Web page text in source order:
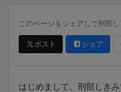
このページをシェアして刑部
ポスト シェア
はじめまして、刑部しきみ